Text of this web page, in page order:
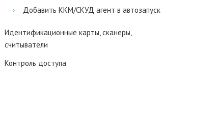
Добавить ККМ/СКУД агент в автозапуск
Идентификационные карты, сканеры,
считыватели
Контроль доступа